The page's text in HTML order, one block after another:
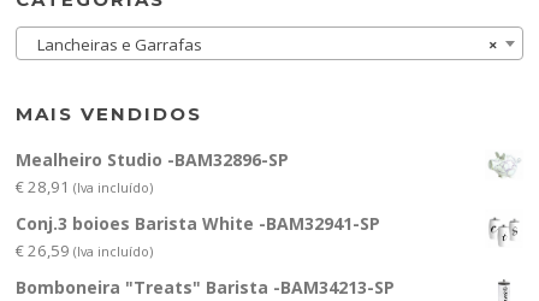
×
Lancheiras e Garrafas
MAIS VENDIDOS
Mealheiro Studio -BAM32896-SP
€28,91 (Iva incluído)
Conj.3 boioes Barista White -BAM32941-SP
€26,59 (Iva incluído)
Bomboneira "Treats" Barista -BAM34213-SP